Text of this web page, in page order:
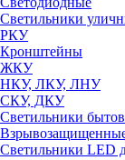
Светильники
РКУ
Кронштейны
ЖКУ
НКУ, ЛКУ, ЛНУ
СКУ, ДКУ
Светильники
Светильники LED